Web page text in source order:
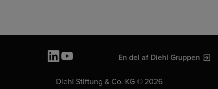
En del af Diehl Gruppen
Diehl Stiftung & Co. KG © 2026